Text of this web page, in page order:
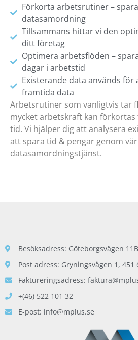
Förkorta arbetsrutiner –
datasamordning
Tillsammans hittar vi den
ditt företag
Optimera arbetsflöden –
dagar i arbetstid
Existerande data används
framtida data
Arbetsrutiner som vanligtvis tar
mycket arbetskraft kan
tid. Vi hjälper dig att analysera
att spara tid & pengar genom vår
datasamordningstjänst.
Besöksadress: Göteborgsvägen
Post adress: Gryningsvägen 1, 451
Faktureringsadress:
+(46) 522 101 32
E-post: info@mplus.se